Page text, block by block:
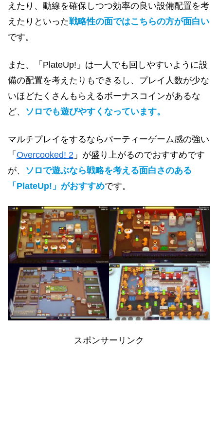
えたり、動線を確保しつつ効率の良い設備配置を考
えたりといった戦略性の面ではこちらの方が面白い
です。
また、「PlateUp!」は一人でも回しやすいように設
備の配置を考えたりもできるし、プレイ人数が少な
いほどたくさんもらえるボーナスコインがあるな
ど、 ソロでも遊びやすくなっています。
マルチプレイをするならパーティーゲーム感の強い
「 Overcooked! 2 」が盛り上がるのでおすすめです
が、 ソロで遊ぶなら戦略を考える面白さのある
「PlateUp!」がおすすめです。
スポンサーリンク